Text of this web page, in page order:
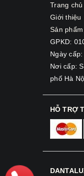
Trang chủ
Giới thiệu
Sản phẩm
GPKD:
Ngày
Nơi cấp:
phố Hà
HỖ TRỢ